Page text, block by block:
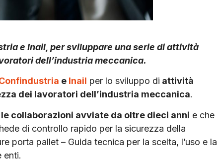
e Inail, per sviluppare una serie di attività
dell’industria meccanica.
e Inail per lo sviluppo di attività
dei lavoratori dell’industria meccanica.
collaborazioni avviate da oltre dieci anni e che
di controllo rapido per la sicurezza della
porta pallet – Guida tecnica per la scelta, l’uso e la
enti.